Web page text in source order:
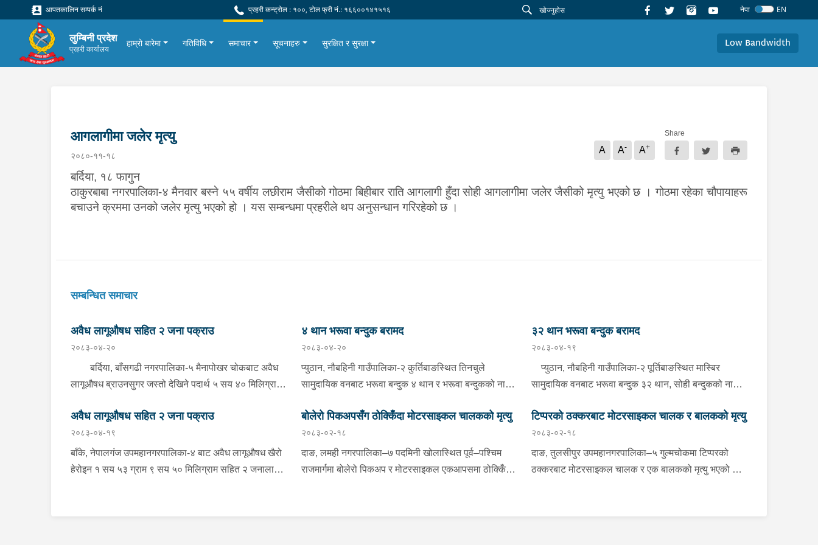
आपतकालिन सम्पर्क नं प्रहरी कन्ट्रोल : १००, टोल फ्री नं.: १६६००१४१५१६ नेपा EN
लुम्बिनी प्रदेश
प्रहरी कार्यालय
हाम्रो बारेमा गतिविधि समाचार सूचनाहरु सुरक्षित र सुरक्षा Low Bandwidth
आगलागीमा जलेर मृत्यु
२०८०-११-१८
A A- A+
Share
बर्दिया, १८ फागुन
ठाकुरबाबा नगरपालिका-४ मैनवार बस्ने ५५ वर्षीय लछीराम जैसीको गोठमा बिहीबार राति आगलागी हुँदा सोही आगलागीमा जलेर जैसीको मृत्यु भएको छ । गोठमा रहेका चौपायाहरू
बचाउने क्रममा उनको जलेर मृत्यु भएको हो । यस सम्बन्धमा प्रहरीले थप अनुसन्धान गरिरहेको छ ।
सम्बन्धित समाचार
अवैध लागूऔषध सहित २ जना पक्राउ
२०८३-०४-२०
बर्दिया, बाँसगढी नगरपालिका-५ मैनापोखर चोकबाट अवैध
लागूऔषध ब्राउनसुगर जस्तो देखिने पदार्थ ५ सय ४० मिलिग्राम
पक्राउ पर्नेहरूमा सोही नगरपालिका-६ बस्ने २४ वर्षीय किरण
नेपाली र ३६ वर्षीय सतिराम थारू रहेका छन् । इलाका प्रहरी
कार्यालय मोतिपुरबाट खटिएको प्रहरीले दमौलीबाट बासगढीतर्फ
आउँदै गरेको भे.५ प २०३९ नम्बरको मोटरसाइकलमा सवार
४ थान भरूवा बन्दुक बरामद
२०८३-०४-२०
प्युठान, नौबहिनी गाउँपालिका-२ कुर्तिबाङस्थित तिनचुले
सामुदायिक वनबाट भरूवा बन्दुक ४ थान र भरूवा बन्दुकको नाल
कार्यालय लुङबाहानेबाट खटिएको प्रहरीले उक्त बन्दुक फेला
पारी बरामद गरेको हो । यस सम्बन्धमा प्रहरीले आवश्यक
अनुसन्धान गरिरहेको छ ।
३२ थान भरूवा बन्दुक बरामद
२०८३-०४-१९
प्युठान, नौबहिनी गाउँपालिका-२ पूर्तिबाङस्थित मास्बिर
सामुदायिक वनबाट भरूवा बन्दुक ३२ थान, सोही बन्दुकको नाल
बिहान प्रहरीले बरामद गरेको छ । इलाका प्रहरी कार्यालय
लुङबाहानेबाट खटिएको प्रहरीले उक्त हातहतियार फेला पारी
बरामद गरेको हो । यस सम्बन्धमा प्रहरीले आवश्यक
अनुसन्धान गरिरहेको छ ।
अवैध लागूऔषध सहित २ जना पक्राउ
२०८३-०४-१९
बाँके, नेपालगंज उपमहानगरपालिका-४ बाट अवैध लागूऔषध खैरो
हेरोइन १ सय ५३ ग्राम ९ सय ५० मिलिग्राम सहित २ जनालाई
बोलेरो पिकअपसँग ठोक्किँदा मोटरसाइकल चालकको मृत्यु
२०८३-०२-१८
दाङ, लमही नगरपालिका–७ पदमिनी खोलास्थित पूर्व–पश्चिम
राजमार्गमा बोलेरो पिकअप र मोटरसाइकल एकआपसमा ठोक्किँदा
टिप्परको ठक्करबाट मोटरसाइकल चालक र बालकको मृत्यु
२०८३-०२-१८
दाङ, तुलसीपुर उपमहानगरपालिका–५ गुल्मचोकमा टिप्परको
ठक्करबाट मोटरसाइकल चालक र एक बालकको मृत्यु भएको छ।